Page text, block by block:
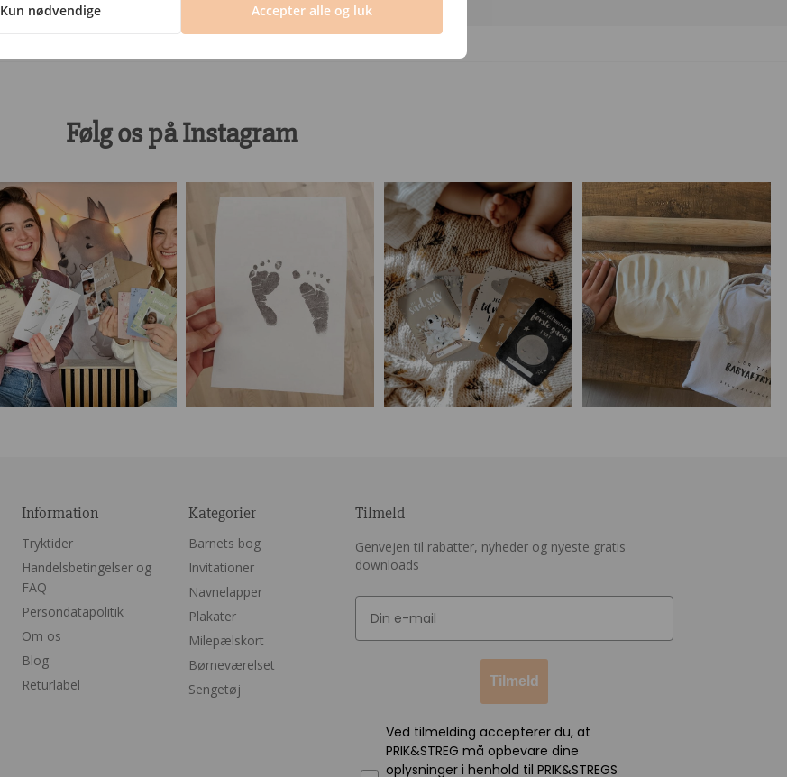
Følg os på Instagram
Information
Tryktider
Handelsbetingelser og
FAQ
Persondatapolitik
Om os
Blog
Returlabel
Kategorier
Barnets bog
Invitationer
Navnelapper
Plakater
Milepælskort
Børneværelset
Sengetøj
Tilmeld
Genvejen til rabatter, nyheder og nyeste gratis
downloads
Tilmeld
Ved tilmelding accepterer du, at
PRIK&STREG må opbevare dine
oplysninger i henhold til PRIK&STREGS
Kun nødvendige Accepter alle og luk